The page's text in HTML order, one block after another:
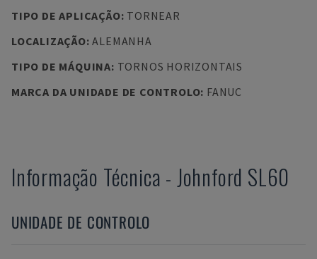
TIPO DE APLICAÇÃO: TORNEAR
LOCALIZAÇÃO:ALEMANHA
TIPO DE MÁQUINA: TORNOS HORIZONTAIS
MARCA DA UNIDADE DE CONTROLO: FANUC
Informação Técnica - Johnford SL60
UNIDADE DE CONTROLO